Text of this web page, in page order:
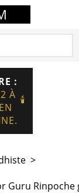
:
À 🕯️
>
Rinpoche